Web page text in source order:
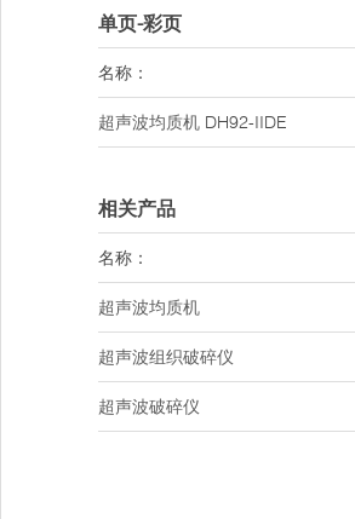
单页-彩页
名称：
超声波均质机 DH92-IIDE
相关产品
名称：
超声波均质机
超声波组织破碎仪
超声波破碎仪